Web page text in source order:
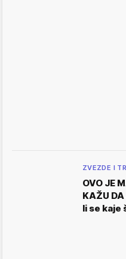
ZVEZDE I
OVO JE
KAŽU
li se kaje